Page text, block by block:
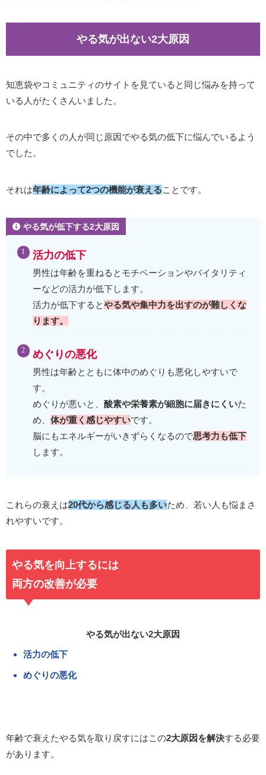
やる気が出ない2大原因
知恵袋やコミュニティのサイトを見ていると同じ悩みを持って
いる人がたくさんいました。
その中で多くの人が同じ原因でやる気の低下に悩んでいるよう
でした。
それは年齢によって2つの機能が衰えることです。
やる気が低下する2大原因
活力の低下
男性は年齢を重ねるとモチベーションやバイタリティ
ーなどの活力が低下します。
活力が低下するとやる気や集中力を出すのが難しくな
ります。
めぐりの悪化
男性は年齢とともに体中のめぐりも悪化しやすいで
す。
めぐりが悪いと、 酸素や栄養素が細胞に届きにくいた
め、 体が重く感じやすいです。
脳にもエネルギーがいきずらくなるので思考力も低下
します。
これらの衰えは20代から感じる人も多いため、若い人も悩まさ
れやすいです。
やる気を向上するには
両方の改善が必要
やる気が出ない2大原因
活力の低下
めぐりの悪化
年齢で衰えたやる気を取り戻すにはこの2大原因を解決する必要
があります。